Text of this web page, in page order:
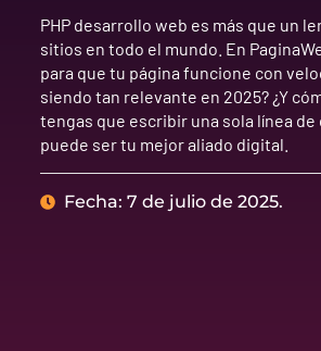
PHP desarrollo web es más que un
sitios en todo el mundo. En
para que tu página funcione con
siendo tan relevante en 2025? ¿Y
tengas que escribir una sola línea
puede ser tu mejor aliado digital.
Fecha: 7 de julio de 2025.